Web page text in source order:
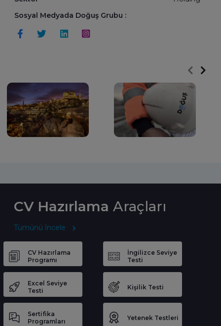
Sosyal Medyada Doğuş Grubu :
CV Hazırlama Araçları
Tümünü İncele
CV Hazırlama
Programı
İngilizce Seviye
Testi
Excel Seviye
Testi
Kişilik Testi
Sertifika
Programları
Yetenek Testleri